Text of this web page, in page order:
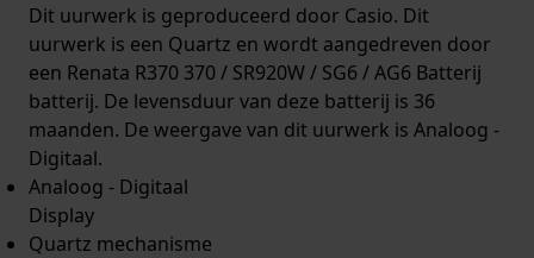
Dit uurwerk is geproduceerd door Casio. Dit
uurwerk is een Quartz en wordt aangedreven door
een Renata R370 370 / SR920W / SG6 / AG6 Batterij
batterij. De levensduur van deze batterij is 36
maanden. De weergave van dit uurwerk is Analoog -
Digitaal.
Analoog - Digitaal
Display
Quartz mechanisme